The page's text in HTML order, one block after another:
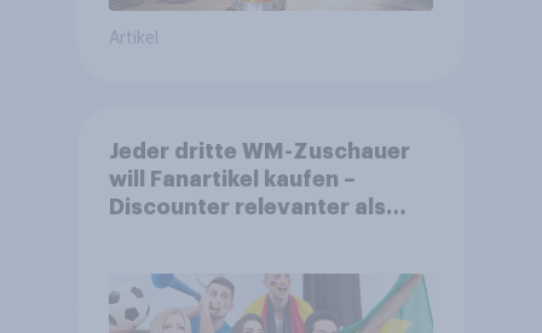
Artikel
Jeder dritte WM-Zuschauer
will Fanartikel kaufen –
Discounter relevanter als